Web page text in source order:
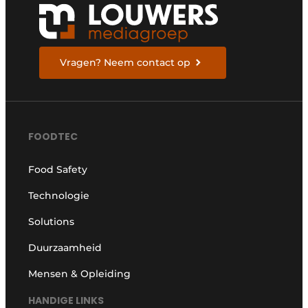
Vragen? Neem contact op
FOODTEC
Food Safety
Technologie
Solutions
Duurzaamheid
Mensen & Opleiding
HANDIGE LINKS